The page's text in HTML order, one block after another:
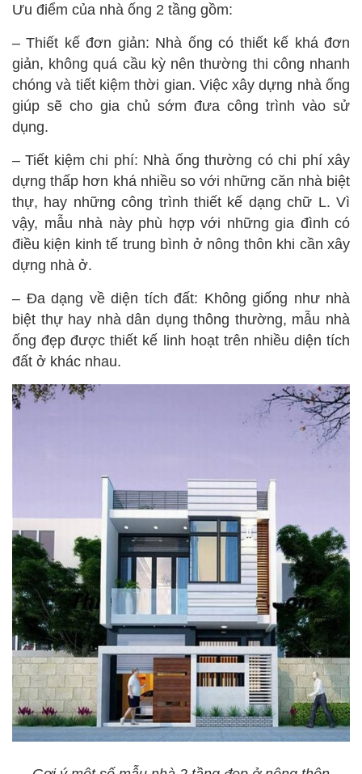
Ưu điểm của nhà ống 2 tầng gồm:
– Thiết kế đơn giản: Nhà ống có thiết kế khá đơn
giản, không quá cầu kỳ nên thường thi công nhanh
chóng và tiết kiệm thời gian. Việc xây dựng nhà ống
giúp sẽ cho gia chủ sớm đưa công trình vào sử
dụng.
– Tiết kiệm chi phí: Nhà ống thường có chi phí xây
dựng thấp hơn khá nhiều so với những căn nhà biệt
thự, hay những công trình thiết kế dạng chữ L. Vì
vậy, mẫu nhà này phù hợp với những gia đình có
điều kiện kinh tế trung bình ở nông thôn khi cần xây
dựng nhà ở.
– Đa dạng về diện tích đất: Không giống như nhà
biệt thự hay nhà dân dụng thông thường, mẫu nhà
ống đẹp được thiết kế linh hoạt trên nhiều diện tích
đất ở khác nhau.